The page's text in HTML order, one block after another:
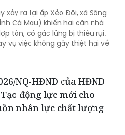
xảy ra tại ấp Xẻo Đôi, xã Sông
Cà Mau) khiến hai căn nhà
tôn, có gác lửng bị thiêu rụi.
vụ việc không gây thiệt hại về
NQ-HĐND của HĐND
động lực mới cho
nhân lực chất lượng